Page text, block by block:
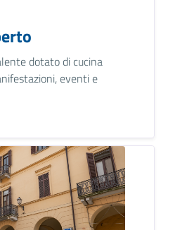
dotato di cucina
eventi e